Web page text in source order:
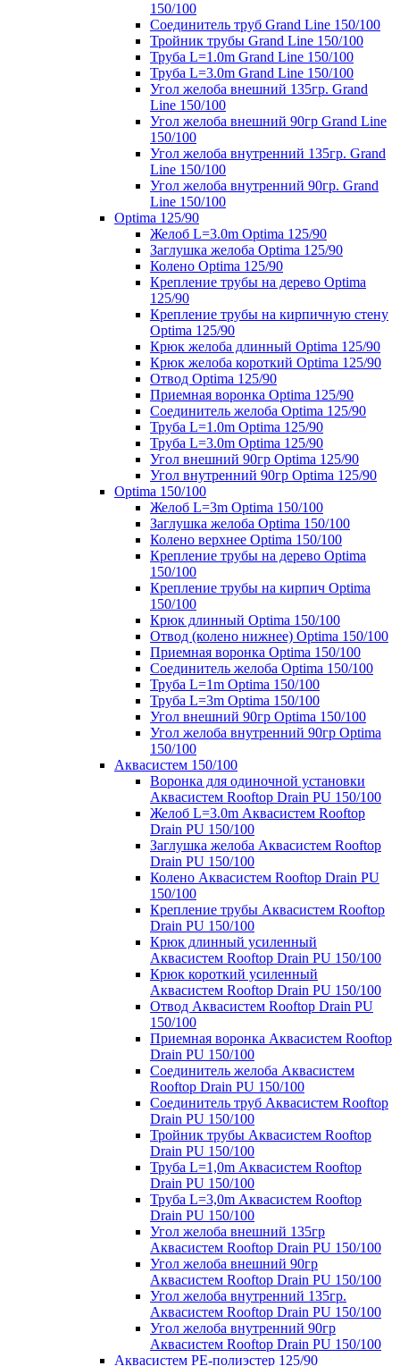
150/100
Соединитель труб Grand Line 150/100
Тройник трубы Grand Line 150/100
Труба L=1.0m Grand Line 150/100
Труба L=3.0m Grand Line 150/100
Угол желоба внешний 135гр. Grand
Line 150/100
Угол желоба внешний 90гр Grand Line
150/100
Угол желоба внутренний 135гр. Grand
Line 150/100
Угол желоба внутренний 90гр. Grand
Line 150/100
Optima 125/90
Желоб L=3.0m Optima 125/90
Заглушка желоба Optima 125/90
Колено Optima 125/90
Крепление трубы на дерево Optima
125/90
Крепление трубы на кирпичную стену
Optima 125/90
Крюк желоба длинный Optima 125/90
Крюк желоба короткий Optima 125/90
Отвод Optima 125/90
Приемная воронка Optima 125/90
Соединитель желоба Optima 125/90
Труба L=1.0m Optima 125/90
Труба L=3.0m Optima 125/90
Угол внешний 90гр Optima 125/90
Угол внутренний 90гр Optima 125/90
Optima 150/100
Желоб L=3m Optima 150/100
Заглушка желоба Optima 150/100
Колено верхнее Optima 150/100
Крепление трубы на дерево Optima
150/100
Крепление трубы на кирпич Optima
150/100
Крюк длинный Optima 150/100
Отвод (колено нижнее) Optima 150/100
Приемная воронка Optima 150/100
Соединитель желоба Optima 150/100
Труба L=1m Optima 150/100
Труба L=3m Optima 150/100
Угол внешний 90гр Optima 150/100
Угол желоба внутренний 90гр Optima
150/100
Аквасистем 150/100
Воронка для одиночной установки
Аквасистем Rooftop Drain PU 150/100
Желоб L=3.0m Аквасистем Rooftop
Drain PU 150/100
Заглушка желоба Аквасистем Rooftop
Drain PU 150/100
Колено Аквасистем Rooftop Drain PU
150/100
Крепление трубы Аквасистем Rooftop
Drain PU 150/100
Крюк длинный усиленный
Аквасистем Rooftop Drain PU 150/100
Крюк короткий усиленный
Аквасистем Rooftop Drain PU 150/100
Отвод Аквасистем Rooftop Drain PU
150/100
Приемная воронка Аквасистем Rooftop
Drain PU 150/100
Соединитель желоба Аквасистем
Rooftop Drain PU 150/100
Соединитель труб Аквасистем Rooftop
Drain PU 150/100
Тройник трубы Аквасистем Rooftop
Drain PU 150/100
Труба L=1,0m Аквасистем Rooftop
Drain PU 150/100
Труба L=3,0m Аквасистем Rooftop
Drain PU 150/100
Угол желоба внешний 135гр
Аквасистем Rooftop Drain PU 150/100
Угол желоба внешний 90гр
Аквасистем Rooftop Drain PU 150/100
Угол желоба внутренний 135гр.
Аквасистем Rooftop Drain PU 150/100
Угол желоба внутренний 90гр
Аквасистем Rooftop Drain PU 150/100
Аквасистем PE-полиэстер 125/90